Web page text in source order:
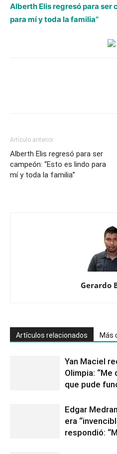
Edwin
Rodríguez
salir
al
extranjero
seguiremos
Alberth Elis regresó para ser
para mí y toda la familia”
Artículo anterior
Alberth Elis regresó para ser
campeón: “Esto es lindo para
mí y toda la familia”
Gerardo
Artículos relacionados Más
Yan Maciel
Olimpia:
que pude
Edgar
era
respondió: